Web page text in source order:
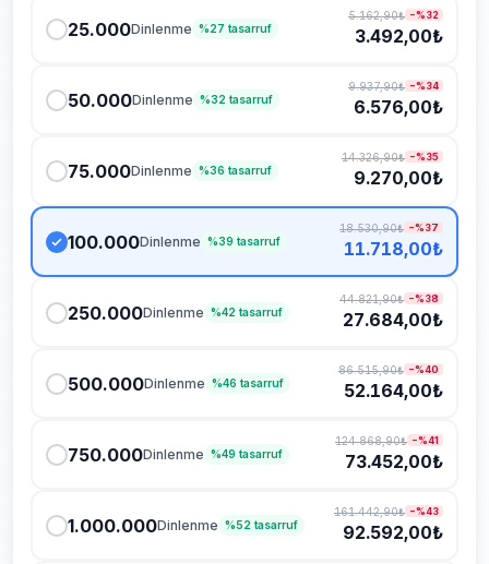
25.000Dinlenme %27 tasarruf
5.162,90₺ −%32
3.492,00₺
50.000Dinlenme %32 tasarruf
9.937,90₺ −%34
6.576,00₺
75.000Dinlenme %36 tasarruf
14.326,90₺ −%35
9.270,00₺
100.000Dinlenme %39 tasarruf
18.530,90₺ −%37
11.718,00₺
250.000Dinlenme %42 tasarruf
44.821,90₺ −%38
27.684,00₺
500.000Dinlenme %46 tasarruf
86.515,90₺ −%40
52.164,00₺
750.000Dinlenme %49 tasarruf
124.868,90₺ −%41
73.452,00₺
1.000.000Dinlenme %52 tasarruf
161.442,90₺ −%43
92.592,00₺